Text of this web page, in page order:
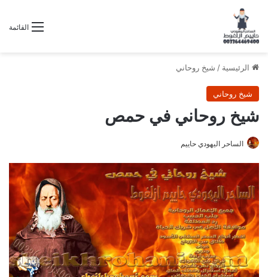
القائمة
الرئيسية / شيخ روحاني
شيخ روحاني
شيخ روحاني في حمص
الساحر اليهودي حاييم